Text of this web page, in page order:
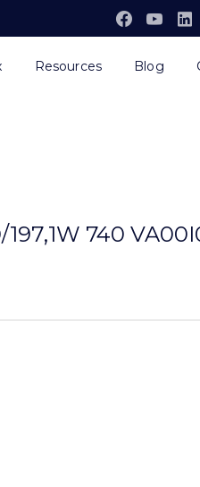
Resources Blog
197,1W 740